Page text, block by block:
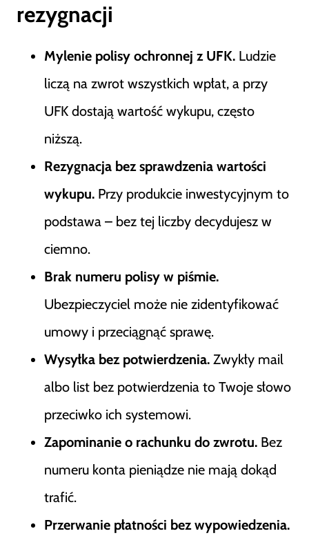
rezygnacji
Mylenie polisy ochronnej z UFK. Ludzie
liczą na zwrot wszystkich wpłat, a przy
UFK dostają wartość wykupu, często
niższą.
Rezygnacja bez sprawdzenia wartości
wykupu. Przy produkcie inwestycyjnym to
podstawa – bez tej liczby decydujesz w
ciemno.
Brak numeru polisy w piśmie.
Ubezpieczyciel może nie zidentyfikować
umowy i przeciągnąć sprawę.
Wysyłka bez potwierdzenia. Zwykły mail
albo list bez potwierdzenia to Twoje słowo
przeciwko ich systemowi.
Zapominanie o rachunku do zwrotu. Bez
numeru konta pieniądze nie mają dokąd
trafić.
Przerwanie płatności bez wypowiedzenia.